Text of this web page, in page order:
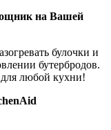
на Вашей
булочки и
бутербродов.
любой кухни!